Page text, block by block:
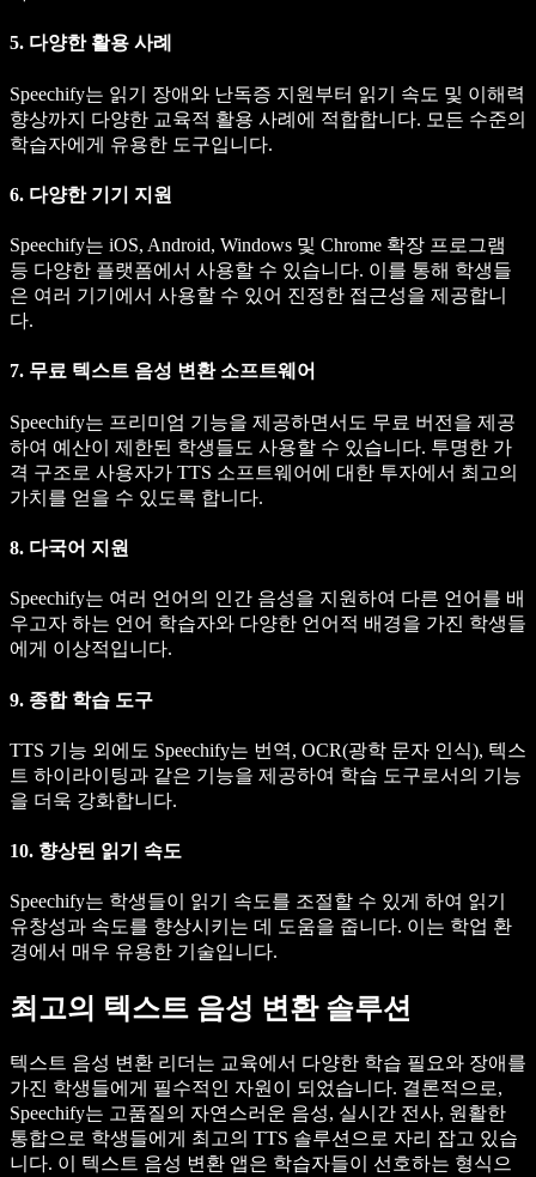
5. 다양한 활용 사례
Speechify는 읽기 장애와 난독증 지원부터 읽기 속도 및 이해력
향상까지 다양한 교육적 활용 사례에 적합합니다. 모든 수준의
학습자에게 유용한 도구입니다.
6. 다양한 기기 지원
Speechify는 iOS, Android, Windows 및 Chrome 확장 프로그램
등 다양한 플랫폼에서 사용할 수 있습니다. 이를 통해 학생들
은 여러 기기에서 사용할 수 있어 진정한 접근성을 제공합니
다.
7. 무료 텍스트 음성 변환 소프트웨어
Speechify는 프리미엄 기능을 제공하면서도 무료 버전을 제공
하여 예산이 제한된 학생들도 사용할 수 있습니다. 투명한 가
격 구조로 사용자가 TTS 소프트웨어에 대한 투자에서 최고의
가치를 얻을 수 있도록 합니다.
8. 다국어 지원
Speechify는 여러 언어의 인간 음성을 지원하여 다른 언어를 배
우고자 하는 언어 학습자와 다양한 언어적 배경을 가진 학생들
에게 이상적입니다.
9. 종합 학습 도구
TTS 기능 외에도 Speechify는 번역, OCR(광학 문자 인식), 텍스
트 하이라이팅과 같은 기능을 제공하여 학습 도구로서의 기능
을 더욱 강화합니다.
10. 향상된 읽기 속도
Speechify는 학생들이 읽기 속도를 조절할 수 있게 하여 읽기
유창성과 속도를 향상시키는 데 도움을 줍니다. 이는 학업 환
경에서 매우 유용한 기술입니다.
최고의 텍스트 음성 변환 솔루션
텍스트 음성 변환 리더는 교육에서 다양한 학습 필요와 장애를
가진 학생들에게 필수적인 자원이 되었습니다. 결론적으로,
Speechify는 고품질의 자연스러운 음성, 실시간 전사, 원활한
통합으로 학생들에게 최고의 TTS 솔루션으로 자리 잡고 있습
니다. 이 텍스트 음성 변환 앱은 학습자들이 선호하는 형식으